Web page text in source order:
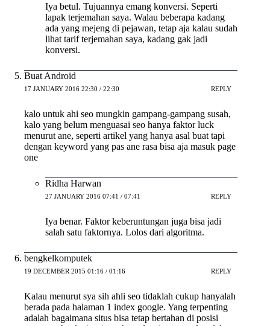
Iya betul. Tujuannya emang konversi. Seperti
lapak terjemahan saya. Walau beberapa kadang
ada yang mejeng di pejawan, tetap aja kalau sudah
lihat tarif terjemahan saya, kadang gak jadi
konversi.
Buat Android
17 JANUARY 2016 22:30 / 22:30 REPLY
kalo untuk ahi seo mungkin gampang-gampang susah,
kalo yang belum menguasai seo hanya faktor luck
menurut ane, seperti artikel yang hanya asal buat tapi
dengan keyword yang pas ane rasa bisa aja masuk page
one
Ridha Harwan
27 JANUARY 2016 07:41 / 07:41 REPLY
Iya benar. Faktor keberuntungan juga bisa jadi
salah satu faktornya. Lolos dari algoritma.
bengkelkomputek
19 DECEMBER 2015 01:16 / 01:16 REPLY
Kalau menurut sya sih ahli seo tidaklah cukup hanyalah
berada pada halaman 1 index google. Yang terpenting
adalah bagaimana situs bisa tetap bertahan di posisi